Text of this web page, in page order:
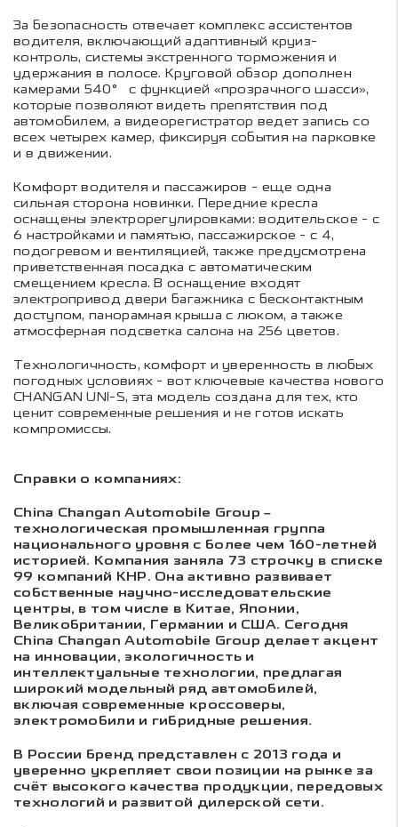
За безопасность отвечает комплекс ассистентов
водителя, включающий адаптивный круиз-
контроль, системы экстренного торможения и
удержания в полосе. Круговой обзор дополнен
камерами 540° с функцией «прозрачного шасси»,
которые позволяют видеть препятствия под
автомобилем, а видеорегистратор ведет запись со
всех четырех камер, фиксируя события на парковке
и в движении.
Комфорт водителя и пассажиров - еще одна
сильная сторона новинки. Передние кресла
оснащены электрорегулировками: водительское - с
6 настройками и памятью, пассажирское - с 4,
подогревом и вентиляцией, также предусмотрена
приветственная посадка с автоматическим
смещением кресла. В оснащение входят
электропривод двери багажника с бесконтактным
доступом, панорамная крыша с люком, а также
атмосферная подсветка салона на 256 цветов.
Технологичность, комфорт и уверенность в любых
погодных условиях - вот ключевые качества нового
CHANGAN UNI-S, эта модель создана для тех, кто
ценит современные решения и не готов искать
компромиссы.
Справки о компаниях:
China Changan Automobile Group –
технологическая промышленная группа
национального уровня с более чем 160-летней
историей. Компания заняла 73 строчку в списке
99 компаний КНР. Она активно развивает
собственные научно-исследовательские
центры, в том числе в Китае, Японии,
Великобритании, Германии и США. Сегодня
China Changan Automobile Group делает акцент
на инновации, экологичность и
интеллектуальные технологии, предлагая
широкий модельный ряд автомобилей,
включая современные кроссоверы,
электромобили и гибридные решения.
В России бренд представлен с 2013 года и
уверенно укрепляет свои позиции на рынке за
счёт высокого качества продукции, передовых
технологий и развитой дилерской сети.